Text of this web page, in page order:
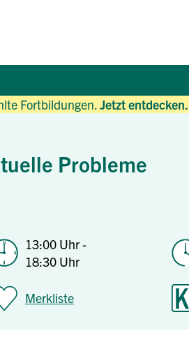
Fortbildungen.Jetzt entdecken.
Probleme
13:00 Uhr -
18:30 Uhr
Merkliste